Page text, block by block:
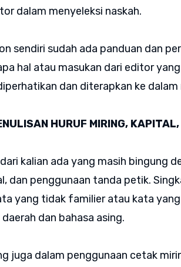
dalam menyeleksi naskah.
sendiri sudah ada panduan dan
hal atau masukan dari editor
dan diterapkan ke dalam
HURUF MIRING,
kalian ada yang masih bingung
dan penggunaan tanda petik.
yang tidak familier atau kata
dan bahasa asing.
juga dalam penggunaan cetak